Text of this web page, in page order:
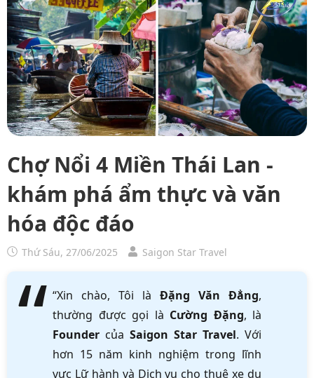
Chợ Nổi 4 Miền Thái Lan -
khám phá ẩm thực và văn
hóa độc đáo
Thứ Sáu, 27/06/2025 Saigon Star Travel
“Xin chào, Tôi là Đặng Văn Đẳng,
thường được gọi là Cường Đặng, là
Founder của Saigon Star Travel. Với
hơn 15 năm kinh nghiệm trong lĩnh
vực Lữ hành và Dịch vụ cho thuê xe du